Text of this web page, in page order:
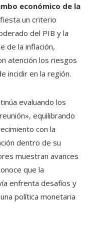
económico de la
un criterio
del PIB y la
de la inflación,
atención los riesgos
incidir en la región.
evaluando los
equilibrando
con la
dentro de su
muestran avances
que la
enfrenta desafíos y
política monetaria